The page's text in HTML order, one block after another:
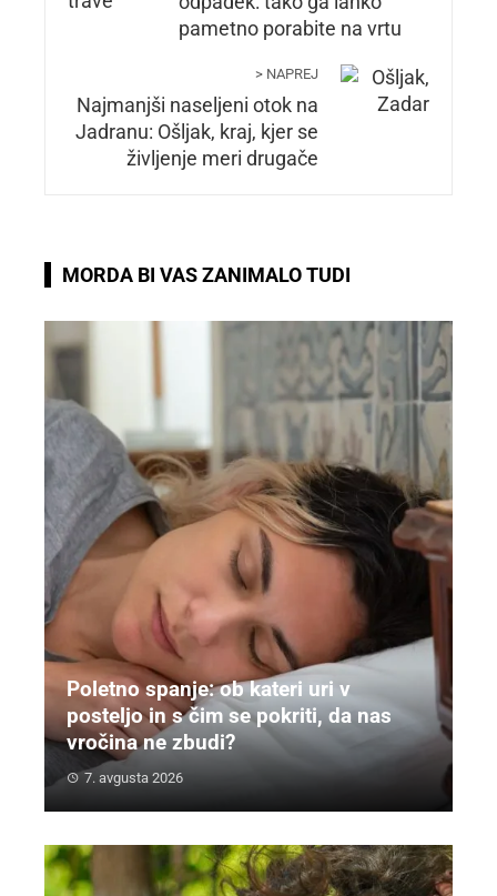
pametno porabite na vrtu
> NAPREJ
Najmanjši naseljeni otok na
Jadranu: Ošljak, kraj, kjer se
življenje meri drugače
MORDA BI VAS ZANIMALO TUDI
Poletno spanje: ob kateri uri v
posteljo in s čim se pokriti, da nas
vročina ne zbudi?
7. avgusta 2026